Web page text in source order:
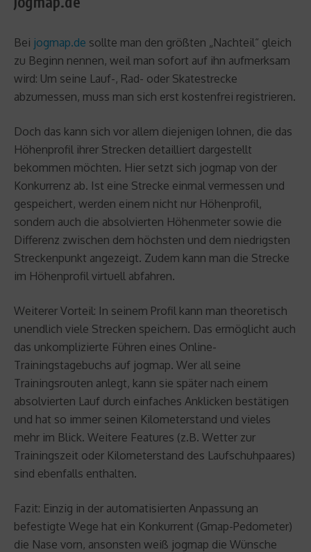
Bei jogmap.de sollte man den größten „Nachteil“ gleich
zu Beginn nennen, weil man sofort auf ihn aufmerksam
wird: Um seine Lauf-, Rad- oder Skatestrecke
abzumessen, muss man sich erst kostenfrei registrieren.
Doch das kann sich vor allem diejenigen lohnen, die das
Höhenprofil ihrer Strecken detailliert dargestellt
bekommen möchten. Hier setzt sich jogmap von der
Konkurrenz ab. Ist eine Strecke einmal vermessen und
gespeichert, werden einem nicht nur Höhenprofil,
sondern auch die absolvierten Höhenmeter sowie die
Differenz zwischen dem höchsten und dem niedrigsten
Streckenpunkt angezeigt. Zudem kann man die Strecke
im Höhenprofil virtuell abfahren.
Weiterer Vorteil: In seinem Profil kann man theoretisch
unendlich viele Strecken speichern. Das ermöglicht auch
das unkomplizierte Führen eines Online-
Trainingstagebuchs auf jogmap. Wer all seine
Trainingsrouten anlegt, kann sie später nach einem
absolvierten Lauf durch einfaches Anklicken bestätigen
und hat so immer seinen Kilometerstand und vieles
mehr im Blick. Weitere Features (z.B. Wetter zur
Trainingszeit oder Kilometerstand des Laufschuhpaares)
sind ebenfalls enthalten.
Fazit: Einzig in der automatisierten Anpassung an
befestigte Wege hat ein Konkurrent (Gmap-Pedometer)
die Nase vorn, ansonsten weiß jogmap die Wünsche